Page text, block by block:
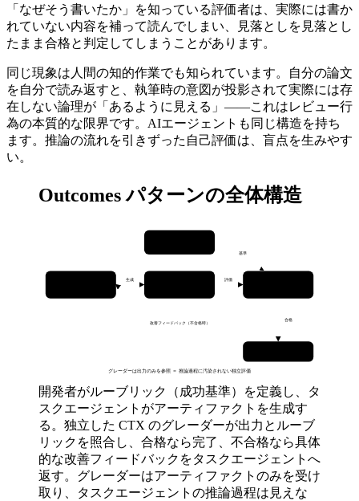
「なぜそう書いたか」を知っている評価者は、実際には書か
れていない内容を補って読んでしまい、見落としを見落とし
たまま合格と判定してしまうことがあります。
同じ現象は人間の知的作業でも知られています。自分の論文
を自分で読み返すと、執筆時の意図が投影されて実際には存
在しない論理が「あるように見える」——これはレビュー行
為の本質的な限界です。AIエージェントも同じ構造を持ち
ます。推論の流れを引きずった自己評価は、盲点を生みやす
い。
Outcomes パターンの全体構造
生成 評価
基準
合格
改善フィードバック（不合格時）
グレーダーは出力のみを参照 ＝ 推論過程に汚染されない独立評価
開発者がルーブリック（成功基準）を定義し、タ
スクエージェントがアーティファクトを生成す
る。独立した CTX のグレーダーが出力とルーブ
リックを照合し、合格なら完了、不合格なら具体
的な改善フィードバックをタスクエージェントへ
返す。グレーダーはアーティファクトのみを受け
取り、タスクエージェントの推論過程は見えな